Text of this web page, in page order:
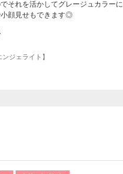
それを活かしてグレージュカラー
顔見せもできます◎
ジェライト】